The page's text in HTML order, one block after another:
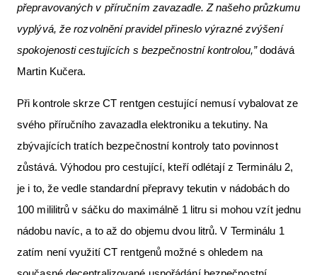
přepravovaných v příručním zavazadle. Z našeho průzkumu
vyplývá, žerozvolnění pravidel přineslo výrazné zvýšení
spokojenosti cestujících s bezpečnostní kontrolou,”dodává
Martin Kučera.
Při kontrole skrze CT rentgen cestující nemusí vybalovat ze
svého příručního zavazadla elektroniku a tekutiny. Na
zbývajících tratích bezpečnostní kontroly tato povinnost
zůstává. Výhodou pro cestující, kteří odlétají z Terminálu 2,
je i to, že vedle standardní přepravy tekutin v nádobách do
100 mililitrů v sáčku do maximálně 1 litru si mohou vzít jednu
nádobu navíc, a to až do objemu dvou litrů. V Terminálu 1
zatím není využití CT rentgenů možné s ohledem na